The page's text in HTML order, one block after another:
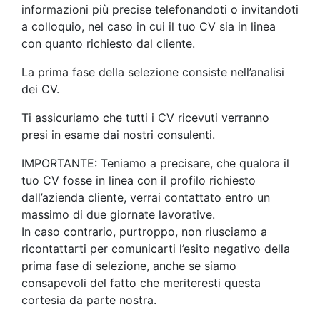
informazioni più precise telefonandoti o invitandoti
a colloquio, nel caso in cui il tuo CV sia in linea
con quanto richiesto dal cliente.
La prima fase della selezione consiste nell’analisi
dei CV.
Ti assicuriamo che tutti i CV ricevuti verranno
presi in esame dai nostri consulenti.
IMPORTANTE: Teniamo a precisare, che qualora il
tuo CV fosse in linea con il profilo richiesto
dall’azienda cliente, verrai contattato entro un
massimo di due giornate lavorative.
In caso contrario, purtroppo, non riusciamo a
ricontattarti per comunicarti l’esito negativo della
prima fase di selezione, anche se siamo
consapevoli del fatto che meriteresti questa
cortesia da parte nostra.